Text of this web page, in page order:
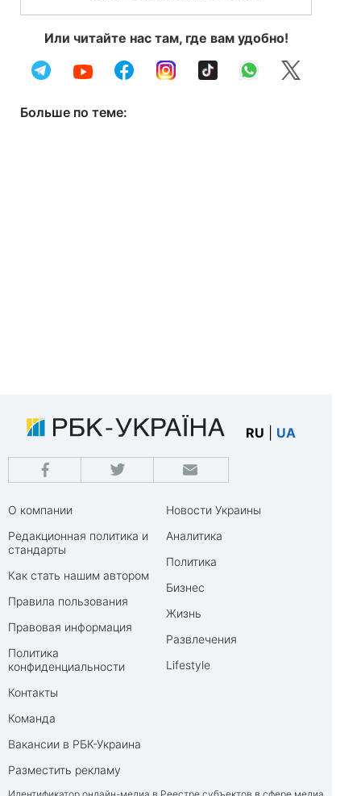
Или читайте нас там, где вам удобно!
Больше по теме:
RU UA
О компании
Редакционная политика и
стандарты
Как стать нашим автором
Правила пользования
Правовая информация
Политика
конфиденциальности
Контакты
Команда
Вакансии в РБК-Украина
Разместить рекламу
Новости Украины
Аналитика
Политика
Бизнес
Жизнь
Развлечения
Lifestyle